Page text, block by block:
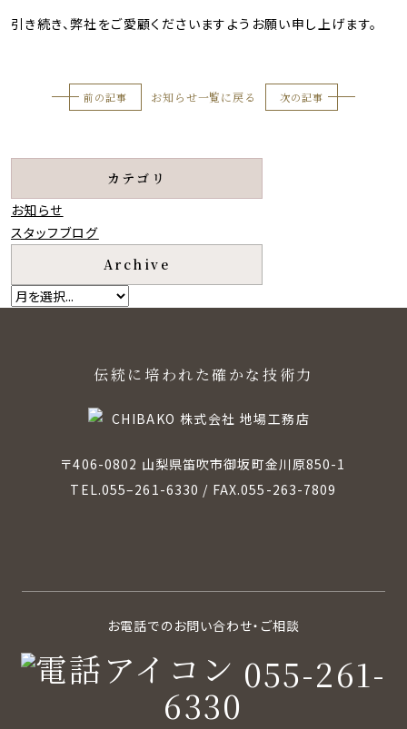
引き続き、弊社をご愛顧くださいますようお願い申し上げます。
前の記事 お知らせ一覧に戻る 次の記事
カテゴリ
お知らせ
スタッフブログ
Archive
伝統に培われた確かな技術力
〒406-0802 山梨県笛吹市御坂町金川原850-1
TEL.055–261-6330 / FAX.055-263-7809
お電話でのお問い合わせ・ご相談
055-261-
6330